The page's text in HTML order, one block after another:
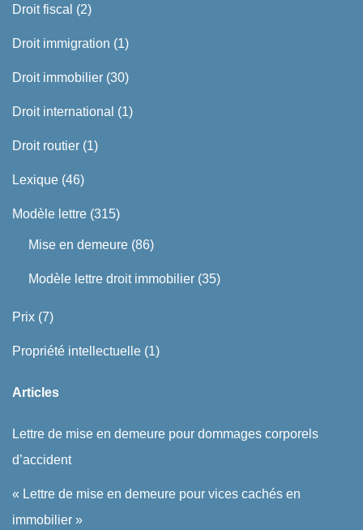
Droit fiscal (2)
Droit immigration (1)
Droit immobilier (30)
Droit international (1)
Droit routier (1)
Lexique (46)
Modèle lettre (315)
Mise en demeure (86)
Modèle lettre droit immobilier (35)
Prix (7)
Propriété intellectuelle (1)
Articles
Lettre de mise en demeure pour dommages corporels
d’accident
« Lettre de mise en demeure pour vices cachés en
immobilier »